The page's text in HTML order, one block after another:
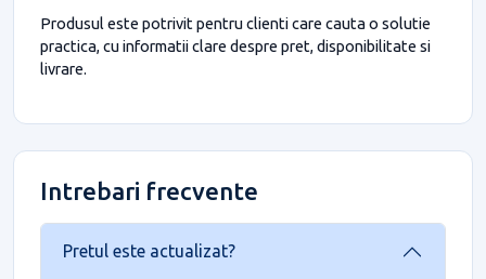
Produsul este potrivit pentru clienti care cauta o solutie
practica, cu informatii clare despre pret, disponibilitate si
livrare.
Intrebari frecvente
Pretul este actualizat?